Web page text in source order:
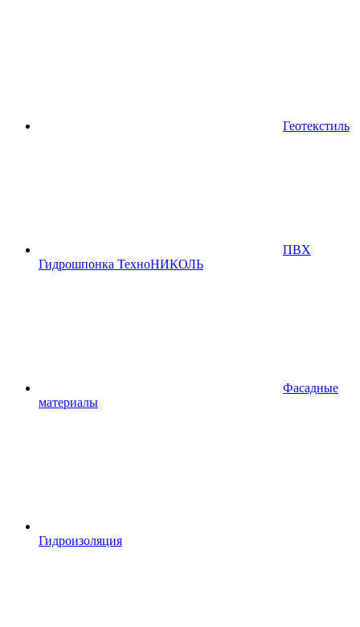
Геотекстиль
ПВХ
Гидрошпонка ТехноНИКОЛЬ
Фасадные
материалы
Гидроизоляция